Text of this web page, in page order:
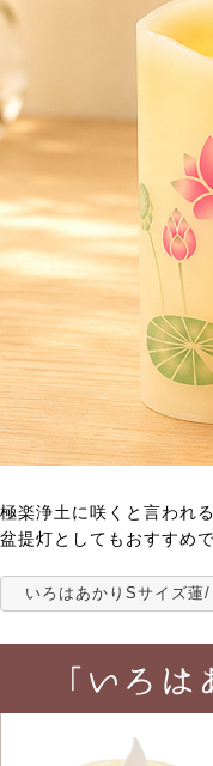
極楽浄土に咲くと言われ
盆提灯としてもおすすめ
いろはあかりSサイズ